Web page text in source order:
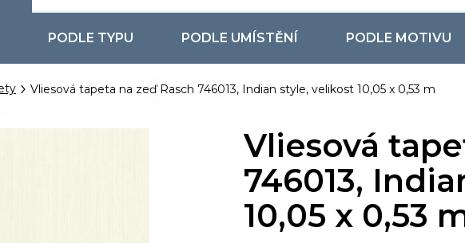
PODLE TYPU PODLE UMÍSTĚNÍ PODLE MOTIVU
Vliesová tapeta na zeď Rasch 746013, Indian style, velikost 10,05 x 0,53 m
Vliesová
746013,
10,05 x 0,53